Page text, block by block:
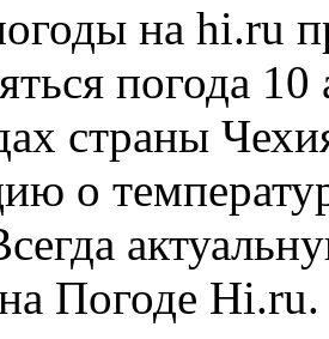
на hi.ru
погода
страны
о
Погоде Hi.ru.